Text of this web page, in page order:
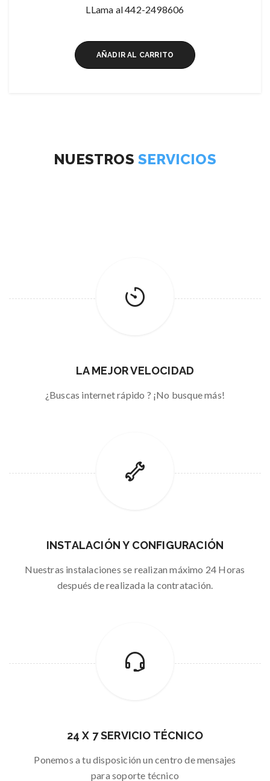
LLama al 442-2498606
AÑADIR AL CARRITO
NUESTROS SERVICIOS
LA MEJOR VELOCIDAD
¿Buscas internet rápido ? ¡No busque más!
INSTALACIÓN Y CONFIGURACIÓN
Nuestras instalaciones se realizan máximo 24 Horas
después de realizada la contratación.
24 X 7 SERVICIO TÉCNICO
Ponemos a tu disposición un centro de mensajes
para soporte técnico